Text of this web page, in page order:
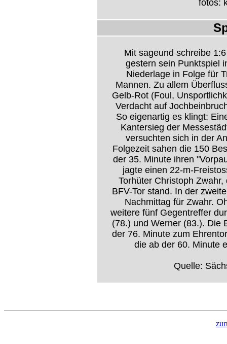
fotos:
Mit sageund schreibe
gestern sein Punktspiel
Niederlage in Folge für
Mannen. Zu allem
Gelb-Rot (Foul,
Verdacht auf
So eigenartig es klingt:
Kantersieg der
versuchten sich in der
Folgezeit sahen die 150
der 35. Minute ihren
jagte einen 22-m-
Torhüter Christoph
BFV-Tor stand. In der
Nachmittag für Zwahr.
weitere fünf Gegentreffer
(78.) und Werner (83.). Die
der 76. Minute zum
die ab der 60. Minute
Quelle: